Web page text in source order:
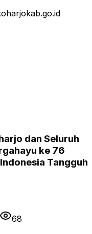
dan Seluruh
ke 76
Tangguh
68